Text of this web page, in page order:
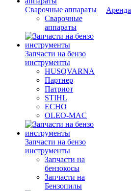
Сварочные аппараты
Сварочные
аппараты
Запчасти на бензо
инструменты
HUSQVARNA
Партнер
Патриот
STIHL
ECHO
OLEO-MAC
Запчасти на бензо
инструменты
Запчасти на
бензокосы
Запчасти на
Бензопилы
Аренда